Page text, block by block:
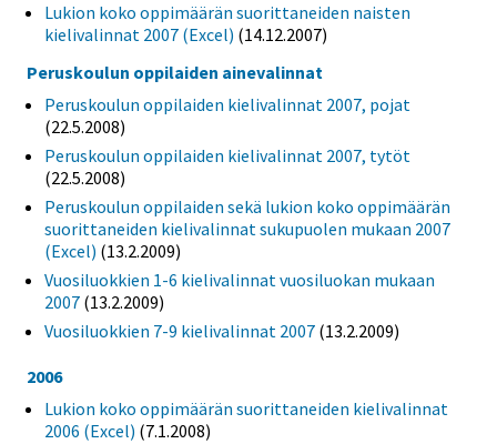
Lukion koko oppimäärän suorittaneiden naisten
kielivalinnat 2007 (Excel) (14.12.2007)
Peruskoulun oppilaiden ainevalinnat
Peruskoulun oppilaiden kielivalinnat 2007, pojat
(22.5.2008)
Peruskoulun oppilaiden kielivalinnat 2007, tytöt
(22.5.2008)
Peruskoulun oppilaiden sekä lukion koko oppimäärän
suorittaneiden kielivalinnat sukupuolen mukaan 2007
(Excel) (13.2.2009)
Vuosiluokkien 1-6 kielivalinnat vuosiluokan mukaan
2007 (13.2.2009)
Vuosiluokkien 7-9 kielivalinnat 2007 (13.2.2009)
2006
Lukion koko oppimäärän suorittaneiden kielivalinnat
2006 (Excel) (7.1.2008)